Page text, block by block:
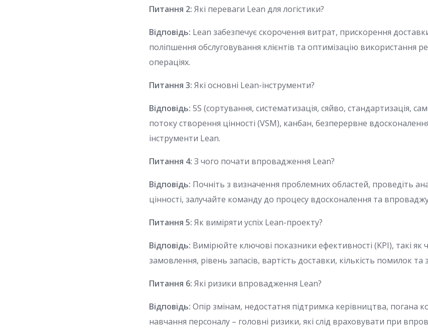
Питання 2: Які переваги Lean для логістики?
Відповідь: Lean забезпечує скорочення витрат, прискорення
поліпшення обслуговування клієнтів та оптимізацію використання
операціях.
Питання 3: Які основні Lean-інструменти?
Відповідь: 5S (сортування, систематизація, сяйво, стандартизація,
потоку створення цінності (VSM), канбан, безперервне
інструменти Lean.
Питання 4: З чого почати впровадження Lean?
Відповідь: Почніть з визначення проблемних областей, проведіть
цінності, залучайте команду до процесу вдосконалення та
Питання 5: Як виміряти успіх Lean-проекту?
Відповідь: Вимірюйте ключові показники ефективності (KPI), такі як
замовлення, рівень запасів, вартість доставки, кількість помилок та
Питання 6: Які ризики впровадження Lean?
Відповідь: Опір змінам, недостатня підтримка керівництва, погана
навчання персоналу – головні ризики, які слід враховувати при